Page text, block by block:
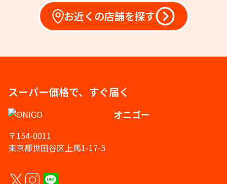
お近くの店舗を探す
スーパー価格で、すぐ届く
オニゴー
〒154-0011
東京都世田谷区上馬1-17-5